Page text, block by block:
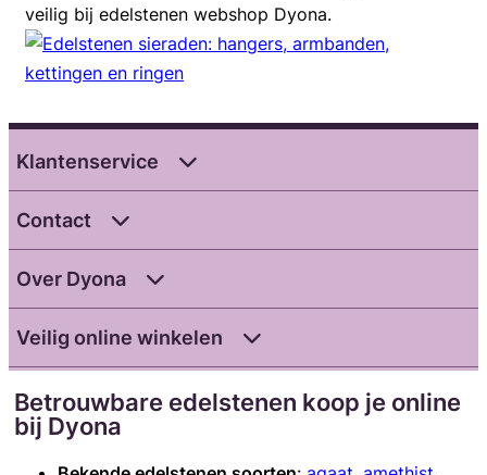
veilig bij edelstenen webshop Dyona.
Klantenservice
Contact
Over Dyona
Veilig online winkelen
Betrouwbare edelstenen koop je online
bij Dyona